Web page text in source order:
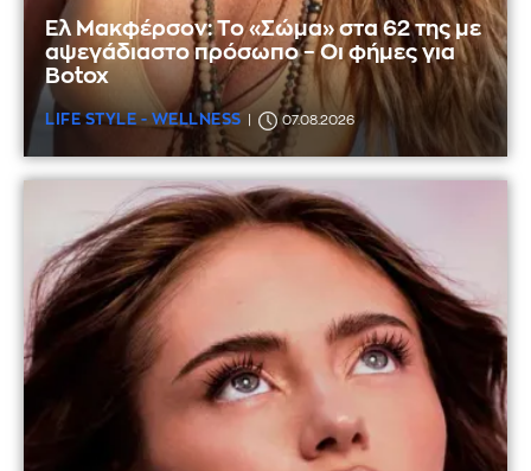
Ελ Μακφέρσον: Το «Σώμα» στα 62 της με
αψεγάδιαστο πρόσωπο – Οι φήμες για
Botox
LIFE STYLE - WELLNESS 07.08.2026